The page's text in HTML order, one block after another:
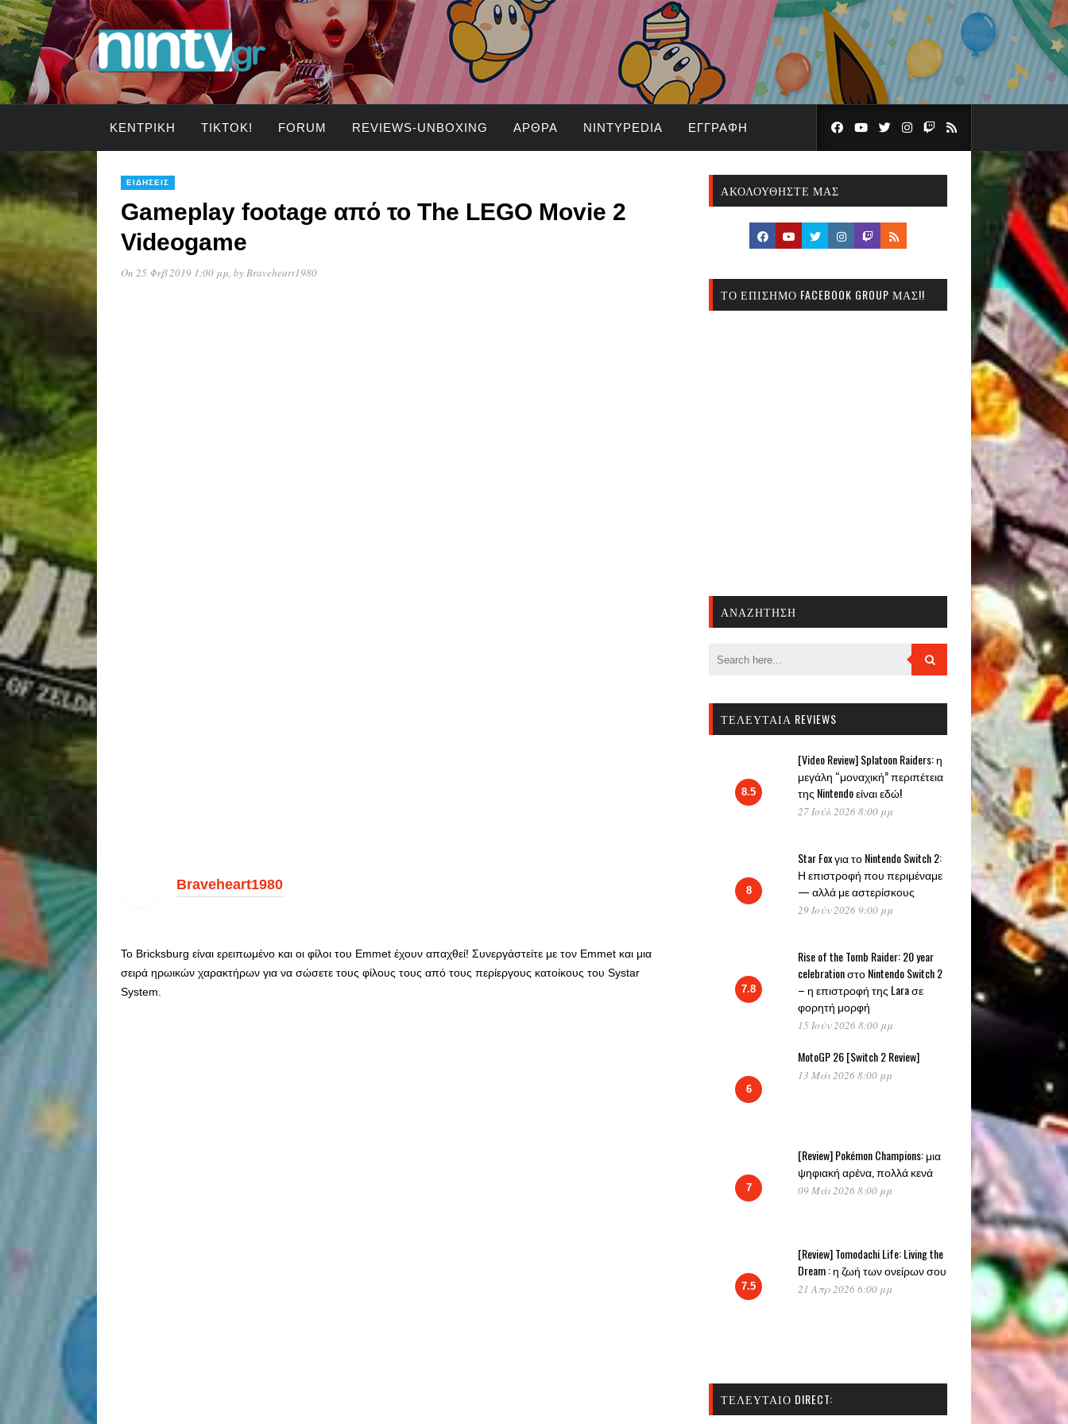
ΚΕΝΤΡΙΚΉ TIKTOK! FORUM REVIEWS-UNBOXING ΆΡΘΡΑ NINTYPEDIA ΕΓΓΡΑΦΉ
ΕΙΔΉΣΕΙΣ
Gameplay footage από το The LEGO Movie 2
Videogame
On 25 Φεβ 2019 1:00 μμ, byBraveheart1980
Braveheart1980
Το Bricksburg είναι ερειπωμένο και οι φίλοι του Emmet έχουν απαχθεί! Συνεργάστείτε με τον Emmet και μια
σειρά ηρωικών χαρακτήρων για να σώσετε τους φίλους τους από τους περίεργους κατοίκους του Systar
System.
ΑΚΟΛΟΥΘΉΣΤΕ ΜΑΣ
ΤΟ ΕΠΊΣΗΜΟ FACEBOOK GROUP ΜΑΣ!!
ΑΝΑΖΉΤΗΣΗ
ΤΕΛΕΥΤΑΊΑ REVIEWS
8.5
[Video Review] Splatoon Raiders: η
μεγάλη “μοναχική” περιπέτεια
της Nintendo είναι εδώ!
27 Ιούλ 2026 8:00 μμ
8
Star Fox για το Nintendo Switch 2:
Η επιστροφή που περιμέναμε
— αλλά με αστερίσκους
29 Ιούν 2026 9:00 μμ
7.8
Rise of the Tomb Raider: 20 year
celebration στο Nintendo Switch 2
– η επιστροφή της Lara σε
φορητή μορφή
15 Ιούν 2026 8:00 μμ
6
MotoGP 26 [Switch 2 Review]
13 Μάι 2026 8:00 μμ
7
[Review] Pokémon Champions: μια
ψηφιακή αρένα, πολλά κενά
09 Μάι 2026 8:00 μμ
7.5
[Review] Tomodachi Life: Living the
Dream : η ζωή των ονείρων σου
21 Απρ 2026 6:00 μμ
ΤΕΛΕΥΤΑΊΟ DIRECT: